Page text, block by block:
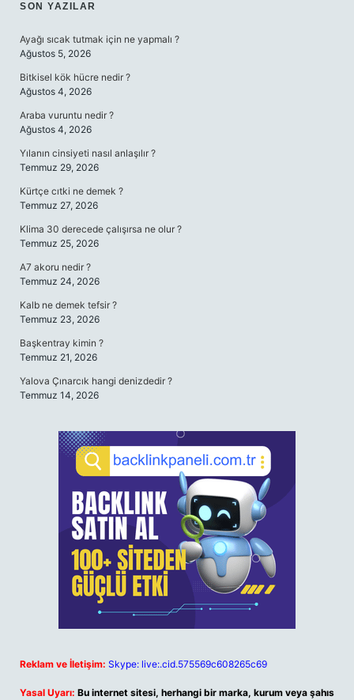
SIDEBAR
SON YAZILAR
Ayağı sıcak tutmak için ne yapmalı ?
Ağustos 5, 2026
Bitkisel kök hücre nedir ?
Ağustos 4, 2026
Araba vuruntu nedir ?
Ağustos 4, 2026
Yılanın cinsiyeti nasıl anlaşılır ?
Temmuz 29, 2026
Kürtçe cıtki ne demek ?
Temmuz 27, 2026
Klima 30 derecede çalışırsa ne olur ?
Temmuz 25, 2026
A7 akoru nedir ?
Temmuz 24, 2026
Kalb ne demek tefsir ?
Temmuz 23, 2026
Başkentray kimin ?
Temmuz 21, 2026
Yalova Çınarcık hangi denizdedir ?
Temmuz 14, 2026
Reklam ve İletişim: Skype: live:.cid.575569c608265c69
Yasal Uyarı: Bu internet sitesi, herhangi bir marka, kurum veya şahıs